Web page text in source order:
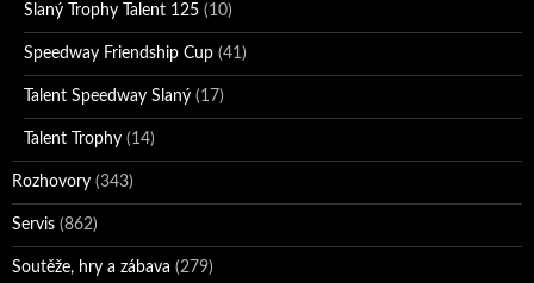
Slaný Trophy Talent 125 (10)
Speedway Friendship Cup (41)
Talent Speedway Slaný (17)
Talent Trophy (14)
Rozhovory (343)
Servis (862)
Soutěže, hry a zábava (279)